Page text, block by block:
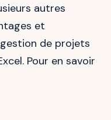
autres
et
de projets
Pour en savoir